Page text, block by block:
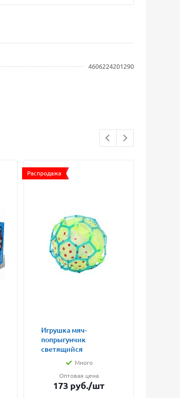
4606224201290
Распродажа
Игрушка мяч-
попрыгунчик
светящийся
Много
Оптовая цена
173 руб./шт